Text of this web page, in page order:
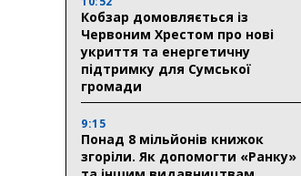
Кобзар домовляється із
Червоним Хрестом про нові
укриття та енергетичну
підтримку для Сумської
громади
9:15
Понад 8 мільйонів книжок
згоріли. Як допомогти «Ранку»